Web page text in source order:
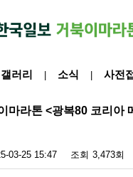
갤러리 소식 사전
마라톤 <광복80 코리아
03-25 15:47 조회 3,473회